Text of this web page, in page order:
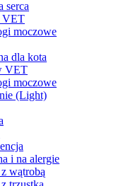
serca
VET
moczowe
dla kota
VET
moczowe
(Light)
i na alergie
wątrobą